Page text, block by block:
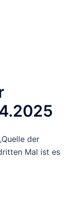
der
Mal ist es